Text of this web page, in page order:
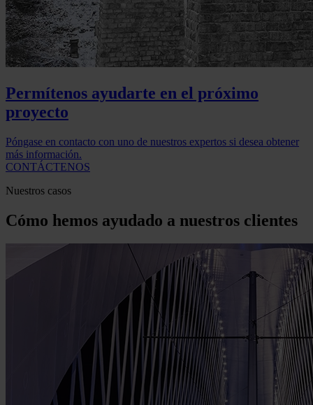
Permítenos ayudarte en el próximo
proyecto
Póngase en contacto con uno de nuestros expertos si desea obtener
más información.
CONTÁCTENOS
Nuestros casos
Cómo hemos ayudado a nuestros clientes